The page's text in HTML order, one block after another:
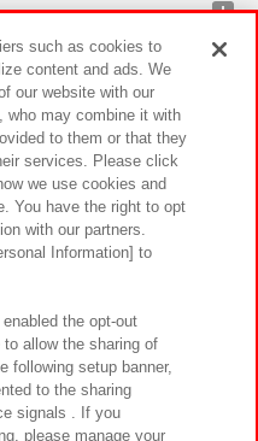
ィ サイトポリシー
セシビリティ方針と検証結果
よくあるご質問・お問い合わせ
such as cookies to
content and ads. We
our website with our
who may combine it with
to them or that they
services. Please click
we use cookies and
You have the right to opt
with our partners.
Information] to
the opt-out
allow the sharing of
following setup banner,
to the sharing
signals . If you
please manage your